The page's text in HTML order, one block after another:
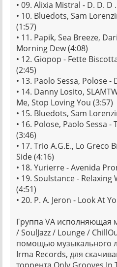
• 09. Alixia Mistral - D. D. D
• 10. Bluedots, Sam
(1:57)
• 11. Papik, Sea Breeze,
Morning Dew (4:08)
• 12. Giopop - Fette
(2:45)
• 13. Paolo Sessa, Polose
• 14. Danny Losito,
Me, Stop Loving You (3:57)
• 15. Bluedots, Sam
• 16. Polose, Paolo Sessa
(3:46)
• 17. Trio A.G.E., Lo Greco
Side (4:16)
• 18. Yurierre - Avenida
• 19. Soulstance -
(4:51)
• 20. P. A. Jeron - Look At
Группа VA исполняющая
/ SoulJazz / Lounge /
помощью музыкального
Irma Records, для